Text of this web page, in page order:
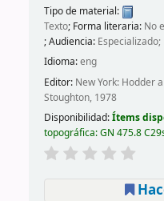
Tipo de material:
Texto; Forma literaria: No
; Audiencia: Especializado;
Idioma:eng
Editor: New York: Hodder
Stoughton, 1978
Disponibilidad:Ítems
topográfica:GN 475.8